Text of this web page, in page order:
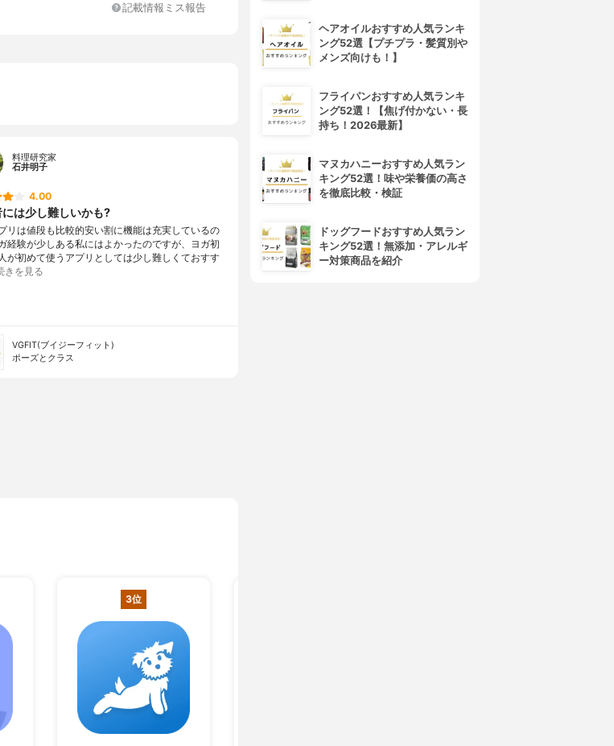
記載情報ミス報告
料理研究家
石井明子
4.00
は少し難しいかも?
リは値段も比較的安い割に機能は充実しているの
経験が少しある私にはよかったのですが、ヨガ初
が初めて使うアプリとしては少し難しくておすす
きを見る
VGFIT(ブイジーフィット)
ポーズとクラス
3位
ヘアオイルおすすめ人気ランキ
ング52選【プチプラ・髪質別や
メンズ向けも！】
フライパンおすすめ人気ランキ
ング52選！【焦げ付かない・長
持ち！2026最新】
マヌカハニーおすすめ人気ラン
キング52選！味や栄養価の高さ
を徹底比較・検証
ドッグフードおすすめ人気ラン
キング52選！無添加・アレルギ
ー対策商品を紹介